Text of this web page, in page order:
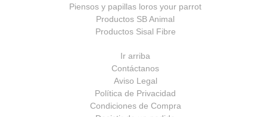
Piensos y papillas loros your parrot
Productos SB Animal
Productos Sisal Fibre
Ir arriba
Contáctanos
Aviso Legal
Política de Privacidad
Condiciones de Compra